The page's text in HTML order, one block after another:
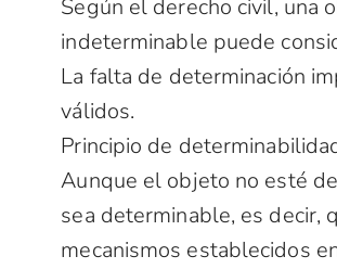
Según el derecho civil, una
indeterminable puede
La falta de determinación
válidos.
Principio de
Aunque el objeto no esté
sea determinable, es decir,
mecanismos establecidos